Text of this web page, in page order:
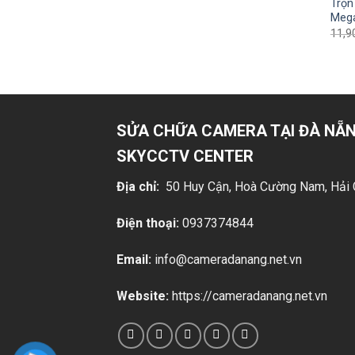
SỬA CHỮA CAMERA TẠI ĐÀ
SKYCCTV CENTER
Địa chỉ: 50 Huy Cận, Hoà Cường Nam, Hải
Điện thoại: 0937374844
Email: info@cameradanang.net.vn
Website: https://cameradanang.net.vn